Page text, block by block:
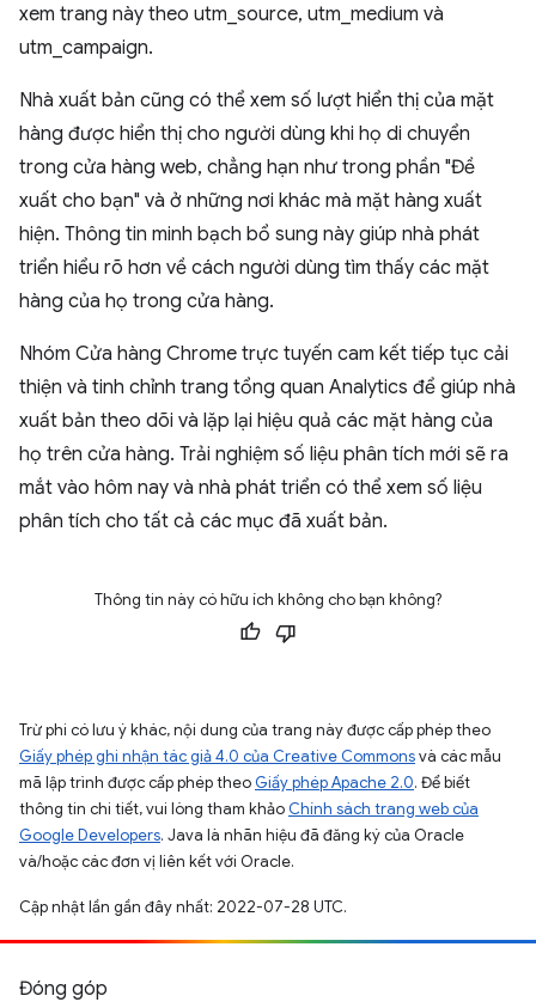
xem trang này theo utm_source, utm_medium và
utm_campaign.
Nhà xuất bản cũng có thể xem số lượt hiển thị của mặt
hàng được hiển thị cho người dùng khi họ di chuyển
trong cửa hàng web, chẳng hạn như trong phần "Đề
xuất cho bạn" và ở những nơi khác mà mặt hàng xuất
hiện. Thông tin minh bạch bổ sung này giúp nhà phát
triển hiểu rõ hơn về cách người dùng tìm thấy các mặt
hàng của họ trong cửa hàng.
Nhóm Cửa hàng Chrome trực tuyến cam kết tiếp tục cải
thiện và tinh chỉnh trang tổng quan Analytics để giúp nhà
xuất bản theo dõi và lặp lại hiệu quả các mặt hàng của
họ trên cửa hàng. Trải nghiệm số liệu phân tích mới sẽ ra
mắt vào hôm nay và nhà phát triển có thể xem số liệu
phân tích cho tất cả các mục đã xuất bản.
Thông tin này có hữu ích không cho bạn không?
Trừ phi có lưu ý khác, nội dung của trang này được cấp phép theo
Giấy phép ghi nhận tác giả 4.0 của Creative Commonsvà các mẫu
mã lập trình được cấp phép theo Giấy phép Apache 2.0. Để biết
thông tin chi tiết, vui lòng tham khảo Chính sách trang web của
Google Developers. Java là nhãn hiệu đã đăng ký của Oracle
và/hoặc các đơn vị liên kết với Oracle.
Cập nhật lần gần đây nhất: 2022-07-28 UTC.
Đóng góp